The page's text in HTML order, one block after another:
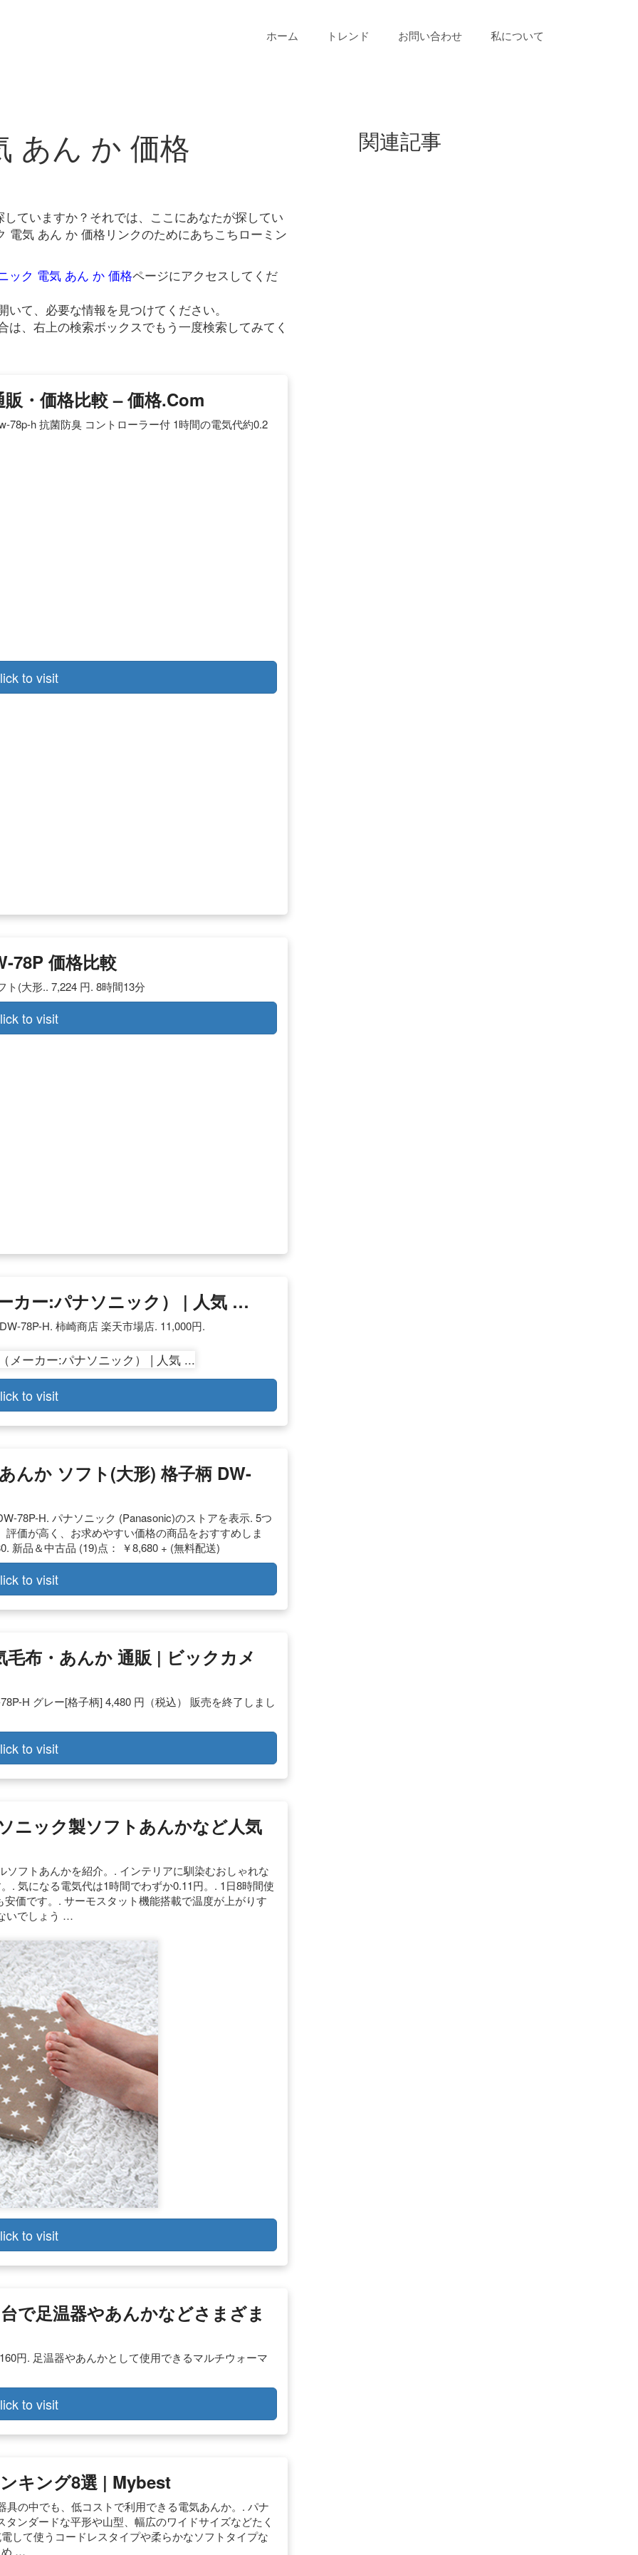
ホーム トレンド お問い合わせ 私について
あん か 価格
ていますか？それでは、ここにあなたが探してい
電気 あん か 価格リンクのためにあちこちローミン
ック 電気 あん か 価格ページにアクセスしてくだ
て、必要な情報を見つけてください。
は、右上の検索ボックスでもう一度検索してみてく
・価格比較 – 価格.com
78p-h 抗菌防臭 コントローラー付 1時間の電気代約0.2
to visit
78P 価格比較
(大形.. 7,224 円. 8時間13分
to visit
カー:パナソニック） | 人気 …
78P-H. 柿崎商店 楽天市場店. 11,000円.
to visit
んか ソフト(大形) 格子柄 DW-
78P-H. パナソニック (Panasonic)のストアを表示. 5つ
価が高く、お求めやすい価格の商品をおすすめしま
新品＆中古品 (19)点： ￥8,680 + (無料配送)
to visit
布・あんか 通販 | ビックカメ
H グレー[格子柄] 4,480 円（税込） 販売を終了しまし
to visit
ニック製ソフトあんかなど人気
フトあんかを紹介。. インテリアに馴染むおしゃれな
. 気になる電気代は1時間でわずか0.11円。. 1日8時間使
価です。. サーモスタット機能搭載で温度が上がりす
いでしょう …
to visit
で足温器やあんかなどさまざま
円. 足温器やあんかとして使用できるマルチウォーマ
to visit
キング8選 | Mybest
の中でも、低コストで利用できる電気あんか。. パナ
ンダードな平形や山型、幅広のワイドサイズなどたく
して使うコードレスタイプや柔らかなソフトタイプな
め …
関連記事